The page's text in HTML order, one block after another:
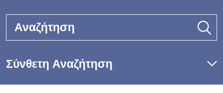
Αναζήτηση
Σύνθετη Αναζήτηση